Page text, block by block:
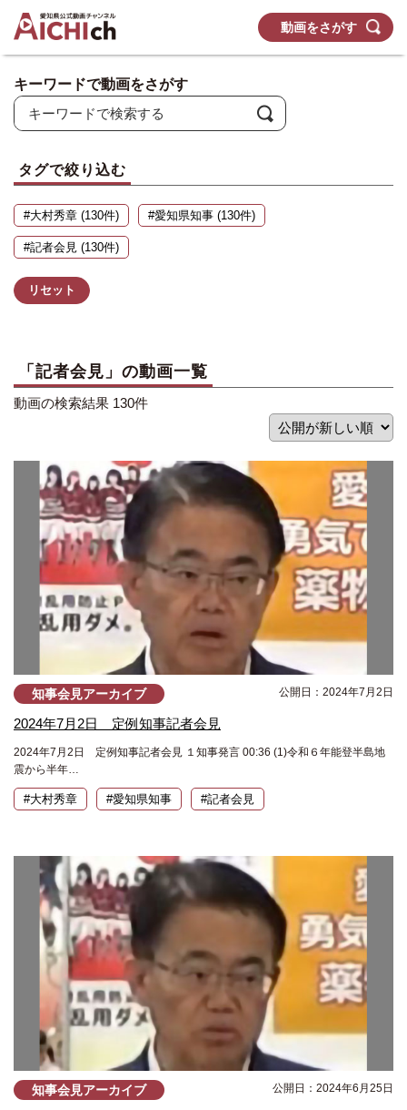
動画をさがす
キーワードで動画をさがす
タグで絞り込む
#大村秀章 (130件) #愛知県知事 (130件)
#記者会見 (130件)
リセット
「記者会見」の動画一覧
動画の検索結果 130件
知事会見アーカイブ 公開日：2024年7月2日
2024年7月2日 定例知事記者会見
2024年7月2日 定例知事記者会見 １知事発言 00:36 (1)令和６年能登半島地
震から半年…
#大村秀章 #愛知県知事 #記者会見
知事会見アーカイブ 公開日：2024年6月25日